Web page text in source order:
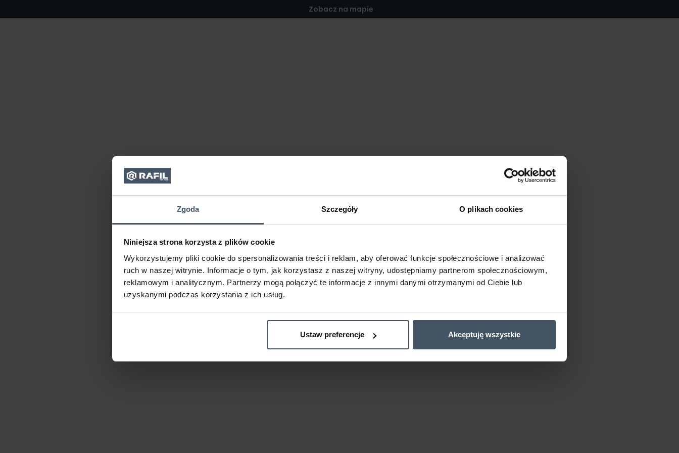
Zgoda Szczegóły O plikach cookies
Niniejsza strona korzysta z plików cookie
Wykorzystujemy pliki cookie do spersonalizowania treści i reklam, aby oferować funkcje społecznościowe i analizować
ruch w naszej witrynie. Informacje o tym, jak korzystasz z naszej witryny, udostępniamy partnerom społecznościowym,
reklamowym i analitycznym. Partnerzy mogą połączyć te informacje z innymi danymi otrzymanymi od Ciebie lub
uzyskanymi podczas korzystania z ich usług.
Ustaw preferencje Akceptuję wszystkie
Zobacz na mapie